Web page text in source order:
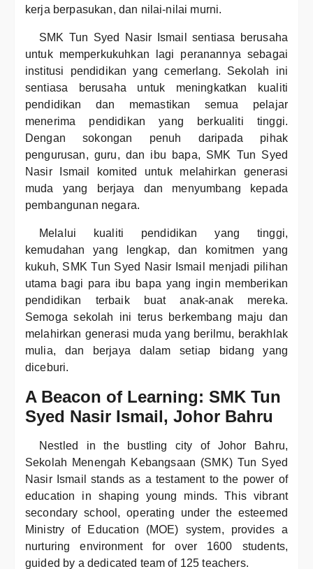
kerja berpasukan, dan nilai-nilai murni.
SMK Tun Syed Nasir Ismail sentiasa berusaha
untuk memperkukuhkan lagi peranannya sebagai
institusi pendidikan yang cemerlang. Sekolah ini
sentiasa berusaha untuk meningkatkan kualiti
pendidikan dan memastikan semua pelajar
menerima pendidikan yang berkualiti tinggi.
Dengan sokongan penuh daripada pihak
pengurusan, guru, dan ibu bapa, SMK Tun Syed
Nasir Ismail komited untuk melahirkan generasi
muda yang berjaya dan menyumbang kepada
pembangunan negara.
Melalui kualiti pendidikan yang tinggi,
kemudahan yang lengkap, dan komitmen yang
kukuh, SMK Tun Syed Nasir Ismail menjadi pilihan
utama bagi para ibu bapa yang ingin memberikan
pendidikan terbaik buat anak-anak mereka.
Semoga sekolah ini terus berkembang maju dan
melahirkan generasi muda yang berilmu, berakhlak
mulia, dan berjaya dalam setiap bidang yang
diceburi.
A Beacon of Learning: SMK Tun
Syed Nasir Ismail, Johor Bahru
Nestled in the bustling city of Johor Bahru,
Sekolah Menengah Kebangsaan (SMK) Tun Syed
Nasir Ismail stands as a testament to the power of
education in shaping young minds. This vibrant
secondary school, operating under the esteemed
Ministry of Education (MOE) system, provides a
nurturing environment for over 1600 students,
guided by a dedicated team of 125 teachers.